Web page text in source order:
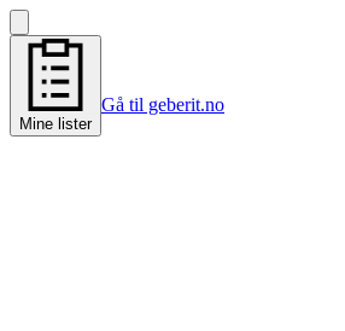
Mine lister
Gå til geberit.no